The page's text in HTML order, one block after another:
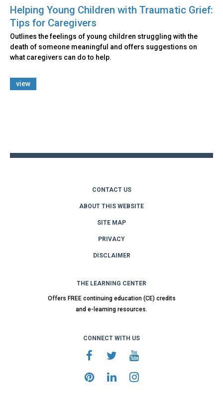
Helping Young Children with Traumatic Grief:
Tips for Caregivers
Outlines the feelings of young children struggling with the
death of someone meaningful and offers suggestions on
what caregivers can do to help.
view
CONTACT US
ABOUT THIS WEBSITE
SITE MAP
PRIVACY
DISCLAIMER
THE LEARNING CENTER
Offers FREE continuing education (CE) credits
and e-learning resources.
CONNECT WITH US